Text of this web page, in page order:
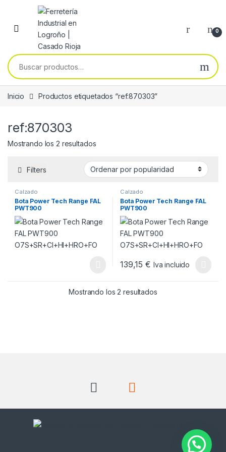
Skip to navigation
Skip to content
0
Buscar por:
Inicio Productos etiquetados “ref:870303”
ref:870303
Mostrando los 2 resultadosOrdenado por popularidad
Filters
Calzado
Bota Power Tech Range FAL
PWT900
O7S+SR+CI+HI+HRO+FO
Calzado
Bota Power Tech Range FAL
PWT900
O7S+SR+CI+HI+HRO+FO
139,15€ Iva incluido
Este producto tiene múltiples
Mostrando los 2 resultadosOrdenado por